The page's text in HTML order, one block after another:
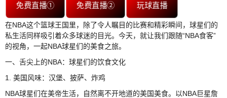
免费直播① 免费直播② 玩球直播
在NBA这个篮球王国里，除了令人瞩目的比赛和精彩瞬间，球星们的
私生活同样吸引着众多球迷的目光。今天，就让我们跟随“NBA食客”
的视角，一起NBA球星们的美食之旅。
一、舌尖上的NBA：球星们的饮食文化
1. 美国风味：汉堡、披萨、炸鸡
NBA球星们在美帝生活，自然离不开地道的美国美食。以NBA巨星詹